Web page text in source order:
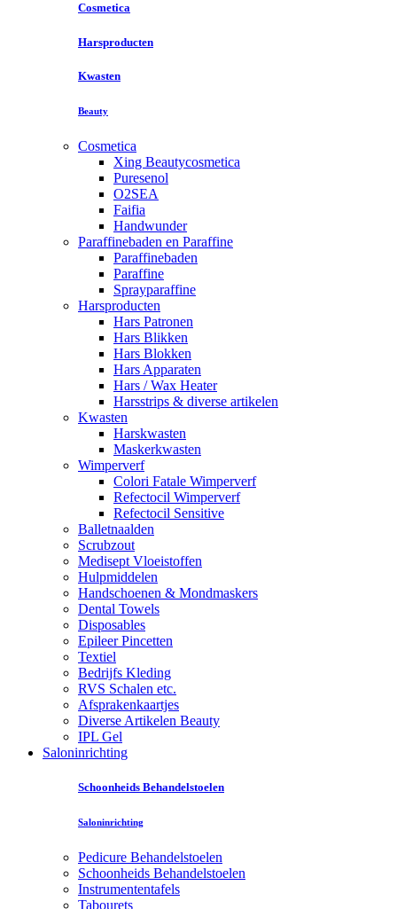
Cosmetica
Harsproducten
Kwasten
Beauty
Cosmetica
Xing Beautycosmetica
Puresenol
O2SEA
Faifia
Handwunder
Paraffinebaden en Paraffine
Paraffinebaden
Paraffine
Sprayparaffine
Harsproducten
Hars Patronen
Hars Blikken
Hars Blokken
Hars Apparaten
Hars / Wax Heater
Harsstrips & diverse artikelen
Kwasten
Harskwasten
Maskerkwasten
Wimperverf
Colori Fatale Wimperverf
Refectocil Wimperverf
Refectocil Sensitive
Balletnaalden
Scrubzout
Medisept Vloeistoffen
Hulpmiddelen
Handschoenen & Mondmaskers
Dental Towels
Disposables
Epileer Pincetten
Textiel
Bedrijfs Kleding
RVS Schalen etc.
Afsprakenkaartjes
Diverse Artikelen Beauty
IPL Gel
Saloninrichting
Schoonheids Behandelstoelen
Saloninrichting
Pedicure Behandelstoelen
Schoonheids Behandelstoelen
Instrumententafels
Tabourets